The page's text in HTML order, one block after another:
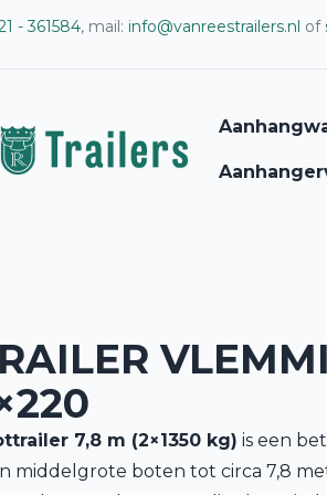
- 361584, mail: info@vanreestrailers.nl of
7,8 m (2×1350 kg) is een
middelgrote boten tot circa 7,8